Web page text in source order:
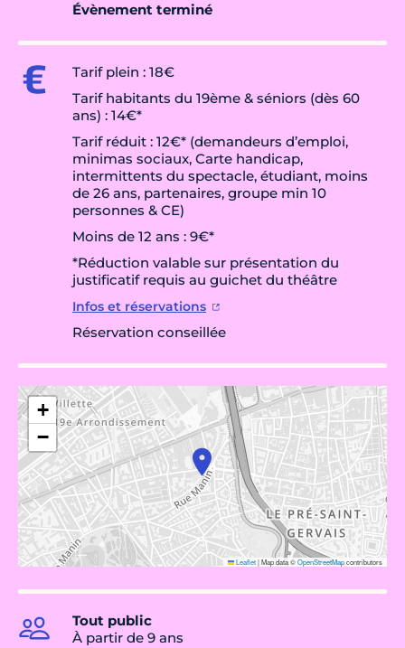
Évènement terminé
Tarif plein : 18€
Tarif habitants du 19ème & séniors (dès 60
ans) : 14€*
Tarif réduit : 12€* (demandeurs d’emploi,
minimas sociaux, Carte handicap,
intermittents du spectacle, étudiant, moins
de 26 ans, partenaires, groupe min 10
personnes & CE)
Moins de 12 ans : 9€*
*Réduction valable sur présentation du
justificatif requis au guichet du théâtre
Infos et réservations
Réservation conseillée
+
−
Leaflet|Map data ©OpenStreetMapcontributors
Tout public
À partir de 9 ans